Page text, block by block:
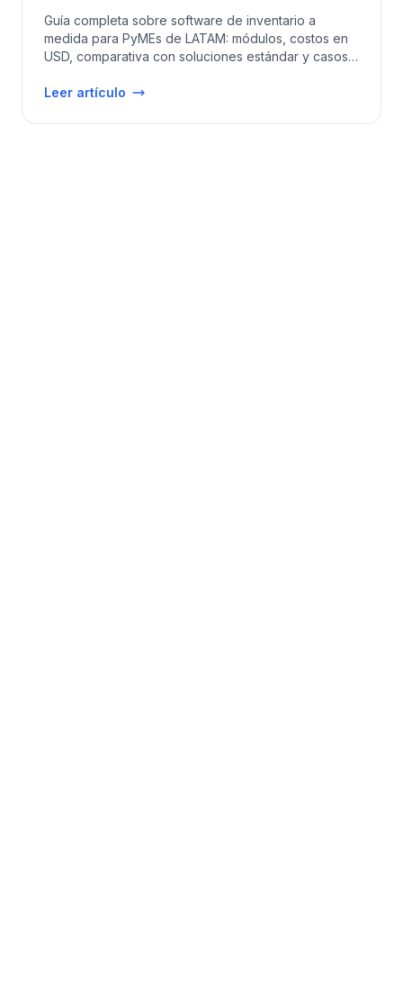
Guía completa sobre software de inventario a
medida para PyMEs de LATAM: módulos, costos en
USD, comparativa con soluciones estándar y casos
Leer artículo